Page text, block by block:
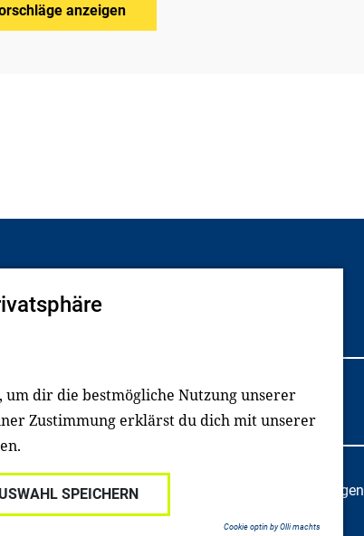
anzeigen
LinkedIn
Für Lehrkräfte
Für soziale Einrichtungen
um dir die bestmögliche Nutzung unserer
Zustimmung erklärst du dich mit unserer
SPEICHERN
Cookie optin by Olli machts